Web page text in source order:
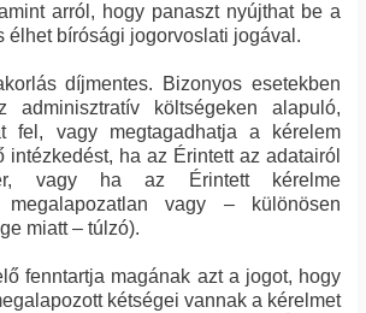
arról, hogy panaszt nyújthat be a
élhet bírósági jogorvoslati jogával.
díjmentes. Bizonyos esetekben
adminisztratív költségeken alapuló,
fel, vagy megtagadhatja a kérelem
intézkedést, ha az Érintett az adatairól
vagy ha az Érintett kérelme
megalapozatlan vagy – különösen
miatt – túlzó).
fenntartja magának azt a jogot, hogy
kétségei vannak a kérelmet